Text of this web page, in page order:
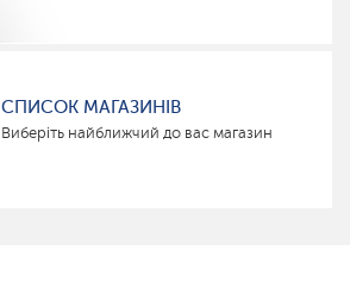
СПИСОК МАГАЗИНІВ
Виберіть найближчий до вас магазин